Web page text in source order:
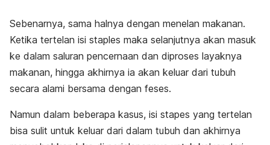
Sebenarnya, sama halnya dengan menelan makanan.
Ketika tertelan isi staples maka selanjutnya akan masuk
ke dalam saluran pencernaan dan diproses layaknya
makanan, hingga akhirnya ia akan keluar dari tubuh
secara alami bersama dengan feses.
Namun dalam beberapa kasus, isi stapes yang tertelan
bisa sulit untuk keluar dari dalam tubuh dan akhirnya